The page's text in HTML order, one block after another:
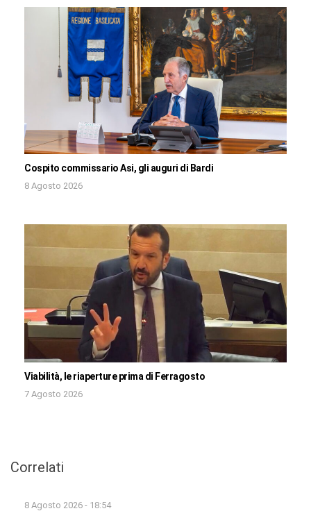
Cospito commissario Asi, gli auguri di Bardi
8 Agosto 2026
Viabilità, le riaperture prima di Ferragosto
7 Agosto 2026
Correlati
8 Agosto 2026 - 18:54